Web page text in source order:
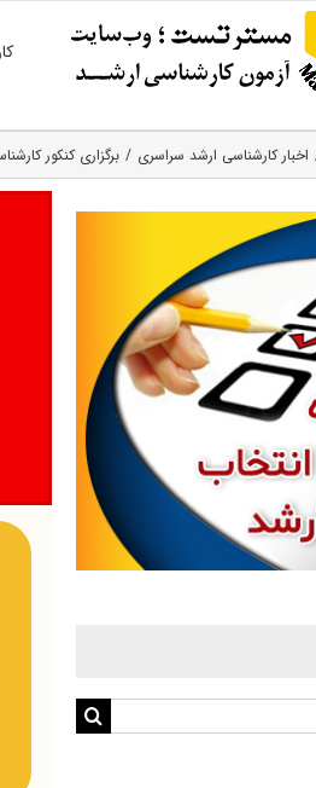
اخبار کارشناسی ارشد سراسری برگزاری کنکور کارشناسی ارشد